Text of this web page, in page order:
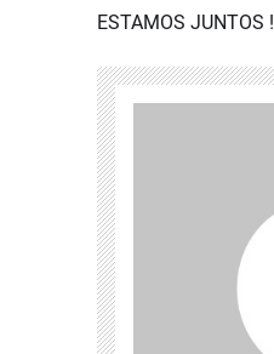
ESTAMOS JUNTOS !